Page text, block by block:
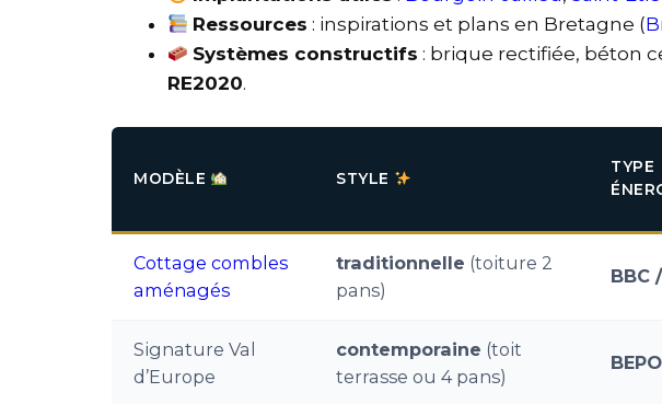
Ressources : inspirations et plans en Bretagne (
Systèmes constructifs : brique rectifiée, béton
RE2020.
MODÈLE STYLE
TYPE
Cottage combles
aménagés
traditionnelle (toiture 2
pans)
BBC
Signature Val
d’Europe
contemporaine (toit
terrasse ou 4 pans)